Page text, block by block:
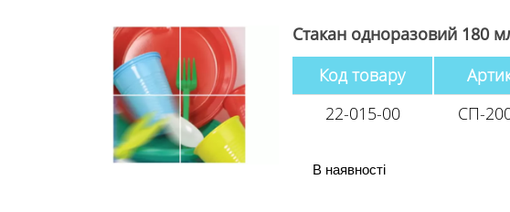
Стакан одноразовий 180
Код товару
22-015-00
СП-
В наявності